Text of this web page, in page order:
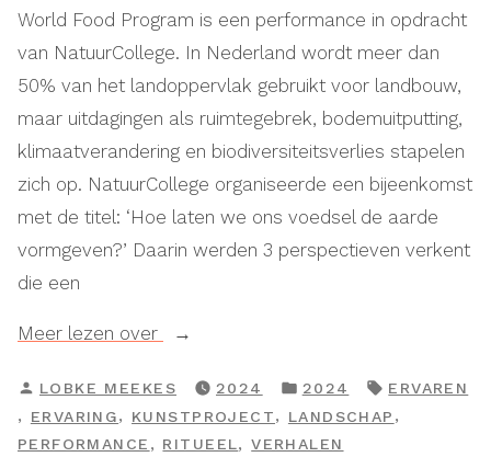
World Food Program is een performance in opdracht
van NatuurCollege. In Nederland wordt meer dan
50% van het landoppervlak gebruikt voor landbouw,
maar uitdagingen als ruimtegebrek, bodemuitputting,
klimaatverandering en biodiversiteitsverlies stapelen
zich op. NatuurCollege organiseerde een bijeenkomst
met de titel: ‘Hoe laten we ons voedsel de aarde
vormgeven?’ Daarin werden 3 perspectieven verkent
die een
Meer lezen over
“De
als
donateur:
GEPLAATST
DOOR
LOBKE MEEKES 2024
GEPLAATST
IN
2024 TAGS:
ERVAREN
, ERVARING, KUNSTPROJECT, LANDSCHAP ,
PERFORMANCE , RITUEEL,VERHALEN